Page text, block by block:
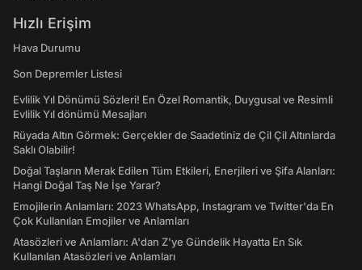
Hızlı Erişim
Hava Durumu
Son Depremler Listesi
Evlilik Yıl Dönümü Sözleri! En Özel Romantik, Duygusal ve Resimli
Evlilik Yıl dönümü Mesajları
Rüyada Altın Görmek: Gerçekler de Saadetiniz de Çil Çil Altınlarda
Saklı Olabilir!
Doğal Taşların Merak Edilen Tüm Etkileri, Enerjileri ve Şifa Alanları:
Hangi Doğal Taş Ne İşe Yarar?
Emojilerin Anlamları: 2023 WhatsApp, Instagram ve Twitter'da En
Çok Kullanılan Emojiler ve Anlamları
Atasözleri ve Anlamları: A'dan Z'ye Gündelik Hayatta En Sık
Kullanılan Atasözleri ve Anlamları